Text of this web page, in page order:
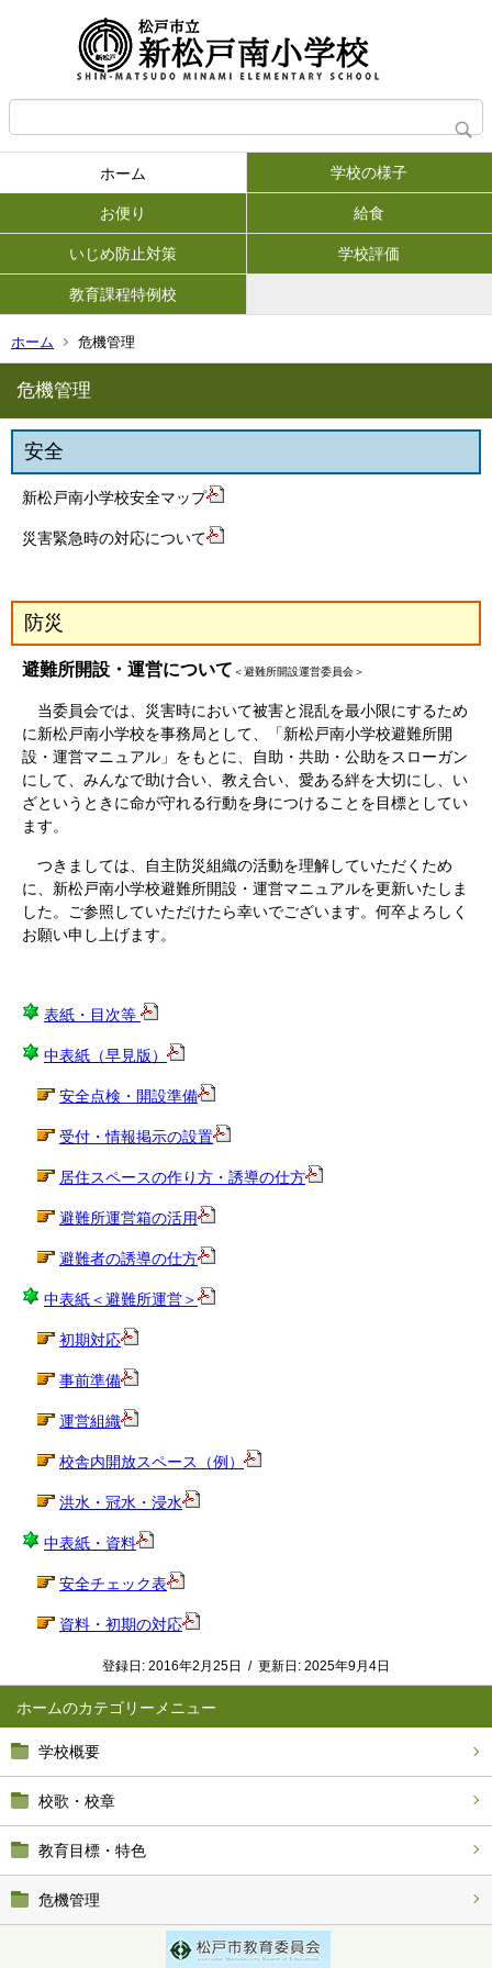
ホーム 学校の様子
お便り 給食
いじめ防止対策 学校評価
教育課程特例校
ホーム 危機管理
ホーム
学校概要
校歌・校章
教育目標・特色
危機管理
危機管理
安全
新松戸南小学校安全マップ
災害緊急時の対応について
防災
避難所開設・運営について ＜避難所開設運営委員会＞
当委員会では、災害時において被害と混乱を最小限にするため
に新松戸南小学校を事務局として、「新松戸南小学校避難所開
設・運営マニュアル」をもとに、自助・共助・公助をスローガン
にして、みんなで助け合い、教え合い、愛ある絆を大切にし、い
ざというときに命が守れる行動を身につけることを目標としてい
ます。
つきましては、自主防災組織の活動を理解していただくため
に、新松戸南小学校避難所開設・運営マニュアルを更新いたしま
した。ご参照していただけたら幸いでございます。何卒よろしく
お願い申し上げます。
表紙・目次等
中表紙（早見版）
安全点検・開設準備
受付・情報掲示の設置
居住スペースの作り方・誘導の仕方
避難所運営箱の活用
避難者の誘導の仕方
中表紙＜避難所運営＞
初期対応
事前準備
運営組織
校舎内開放スペース（例）
洪水・冠水・浸水
中表紙・資料
安全チェック表
資料・初期の対応
登録日: 2016年2月25日 / 更新日: 2025年9月4日